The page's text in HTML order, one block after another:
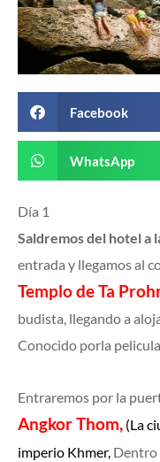
Facebook
WhatsApp
Día 1
Saldremos del hotel a
entrada y llegamos al
Templo de Ta
budista, llegando a
Conocido porla
Entraremos por la
Angkor Thom, (La
imperio Khmer, Dentro